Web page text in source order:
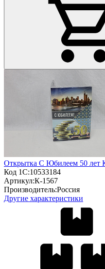
Открытка С Юбилеем 50 лет
Код 1С:10533184
Артикул:К-1567
Производитель:Россия
Другие характеристики